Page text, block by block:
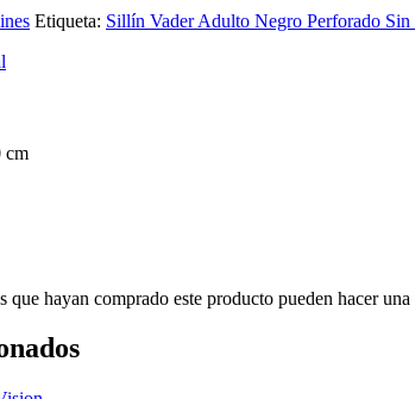
Etiqueta: Sillín Vader Adulto Negro Perforado Sin
cm
que hayan comprado este producto pueden hacer